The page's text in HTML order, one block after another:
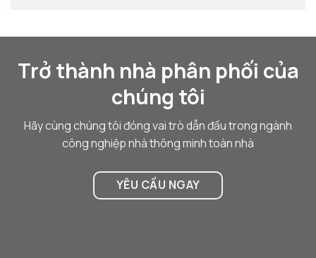
Trở thành nhà phân phối của
chúng tôi
Hãy cùng chúng tôi đóng vai trò dẫn đầu trong ngành
công nghiệp nhà thông minh toàn nhà
YÊU CẦU NGAY